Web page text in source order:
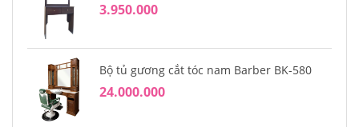
3.950.000
Bộ tủ gương cắt tóc nam Barber BK-580
24.000.000